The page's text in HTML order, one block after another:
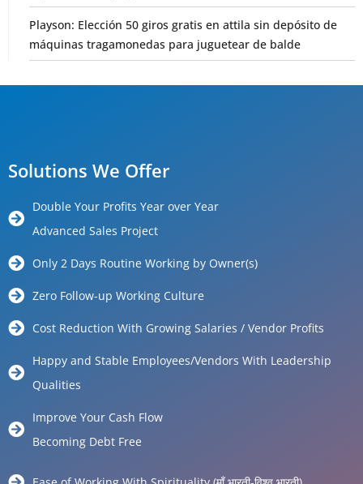
Playson: Elección 50 giros gratis en attila sin depósito de
máquinas tragamonedas para juguetear de balde
Solutions We Offer
Double Your Profits Year over Year
Advanced Sales Project
Only 2 Days Routine Working by Owner(s)
Zero Follow-up Working Culture
Cost Reduction With Growing Salaries / Vendor Profits
Happy and Stable Employees/Vendors With Leadership
Qualities
Improve Your Cash Flow
Becoming Debt Free